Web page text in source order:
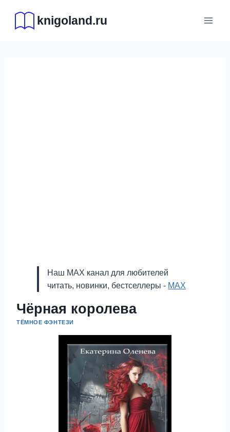
содержимому
knigoland.ru
Наш MAX канал для любителей
читать, новинки, бестселлеры - MAX
Чёрная королева
ТЁМНОЕ ФЭНТЕЗИ